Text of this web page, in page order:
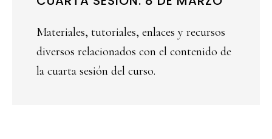
Materiales, tutoriales, enlaces y recursos
diversos relacionados con el contenido de
la cuarta sesión del curso.